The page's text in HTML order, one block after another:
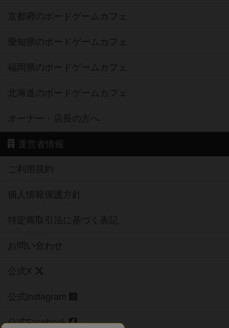
京都府のボードゲームカフェ
愛知県のボードゲームカフェ
福岡県のボードゲームカフェ
北海道のボードゲームカフェ
オーナー・店長の方へ
運営者情報
ご利用規約
個人情報保護方針
特定商取引法に基づく表記
お問い合わせ
公式X
公式instagram
公式Facebook